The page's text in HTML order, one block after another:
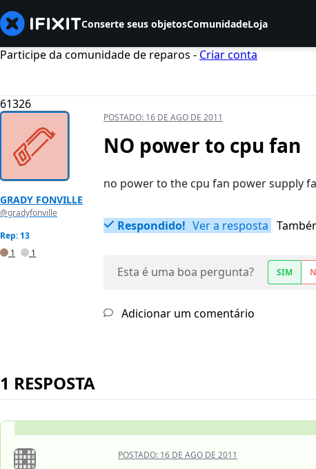
Conserte seus objetosComunidadeLoja
Participe da comunidade de reparos - Criar conta
61326
GRADY FONVILLE
@gradyfonville
Rep: 13
1
1
POSTADO: 16 DE AGO DE 2011
NO power to cpu fan
no power to the cpu fan power supply
Respondido! Ver a resposta
Esta é uma boa pergunta? SIM
Adicionar um comentário
1 RESPOSTA
POSTADO: 16 DE AGO DE 2011